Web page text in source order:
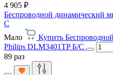
4 905 ₽
Беспроводной динамический
С
Мало
Купить
Philips DLM3401TP Б/С
89 раз